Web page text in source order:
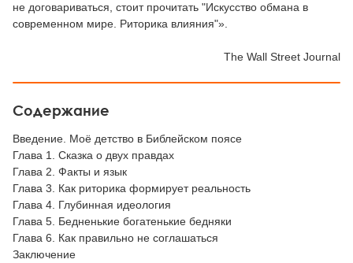
не договариваться, стоит прочитать "Искусство обмана в
современном мире. Риторика влияния"».
The Wall Street Journal
Содержание
Введение. Моё детство в Библейском поясе
Глава 1. Сказка о двух правдах
Глава 2. Факты и язык
Глава 3. Как риторика формирует реальность
Глава 4. Глубинная идеология
Глава 5. Бедненькие богатенькие бедняки
Глава 6. Как правильно не соглашаться
Заключение